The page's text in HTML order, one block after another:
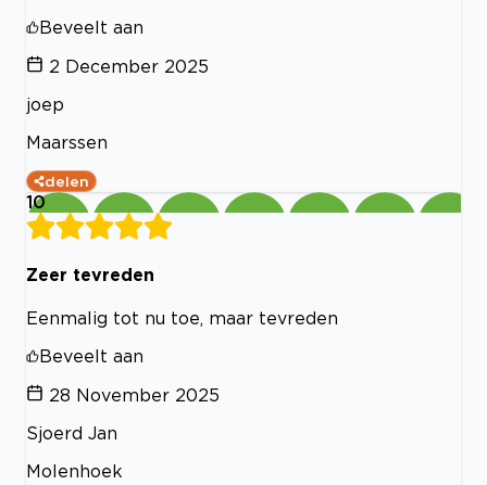
Beveelt aan
2 December 2025
joep
Maarssen
delen
10
Zeer tevreden
Eenmalig tot nu toe, maar tevreden
Beveelt aan
28 November 2025
Sjoerd Jan
Molenhoek